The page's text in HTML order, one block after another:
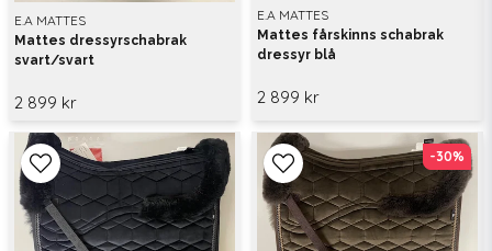
E.A MATTES
Mattes dressyrschabrak
svart/svart
2 899 kr
E.A MATTES
Mattes fårskinns schabrak
dressyr blå
2 899 kr
-30%
-30%